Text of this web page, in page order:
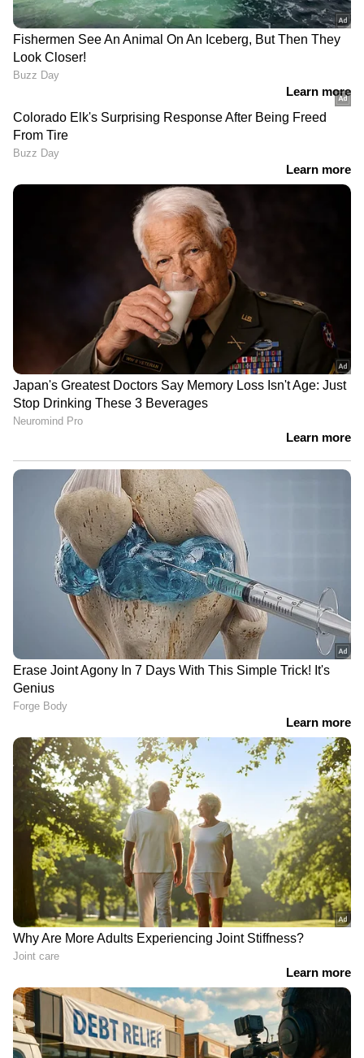
പറഞ്ഞു, ആ വീഡിയോ വീണ്ടും
ചര്‍ച്ചയാകുന്നു, ധനുഷ് ഏകാധിപതിയോ?
ഏഷ്യാനെറ്റ് ന്യൂസ് ലൈവ് കാണാന്‍ ഇവിടെ
ക്ലിക് ചെയ്യുക
വെള്ളമിറങ്ങി, എ.സി റോഡിൽ
ദുരിതമൊഴിയാതെ കുട്ടനാട്ടിലെ
ജനജീവിതം | Alappzha | Rain
'അർജുൻ ആയങ്കിയെ നേരിൽ
കണ്ടിട്ടുകൂടിയില്ല, എന്നിട്ടും
ഞങ്ങളുടെ വീടുകളിൽ കയറി' |
Arjun Aayanki